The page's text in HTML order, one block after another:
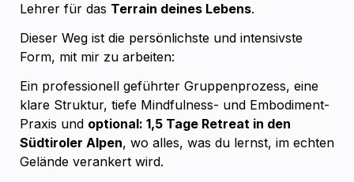
Lehrer für das Terrain deines Lebens.
Dieser Weg ist die persönlichste und intensivste
Form, mit mir zu arbeiten:
Ein professionell geführter Gruppenprozess, eine
klare Struktur, tiefe Mindfulness- und Embodiment-
Praxis und optional: 1,5 Tage Retreat in den
Südtiroler Alpen, wo alles, was du lernst, im echten
Gelände verankert wird.